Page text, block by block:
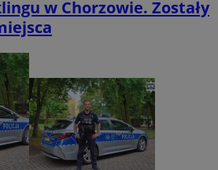
w Chorzowie. Zostały